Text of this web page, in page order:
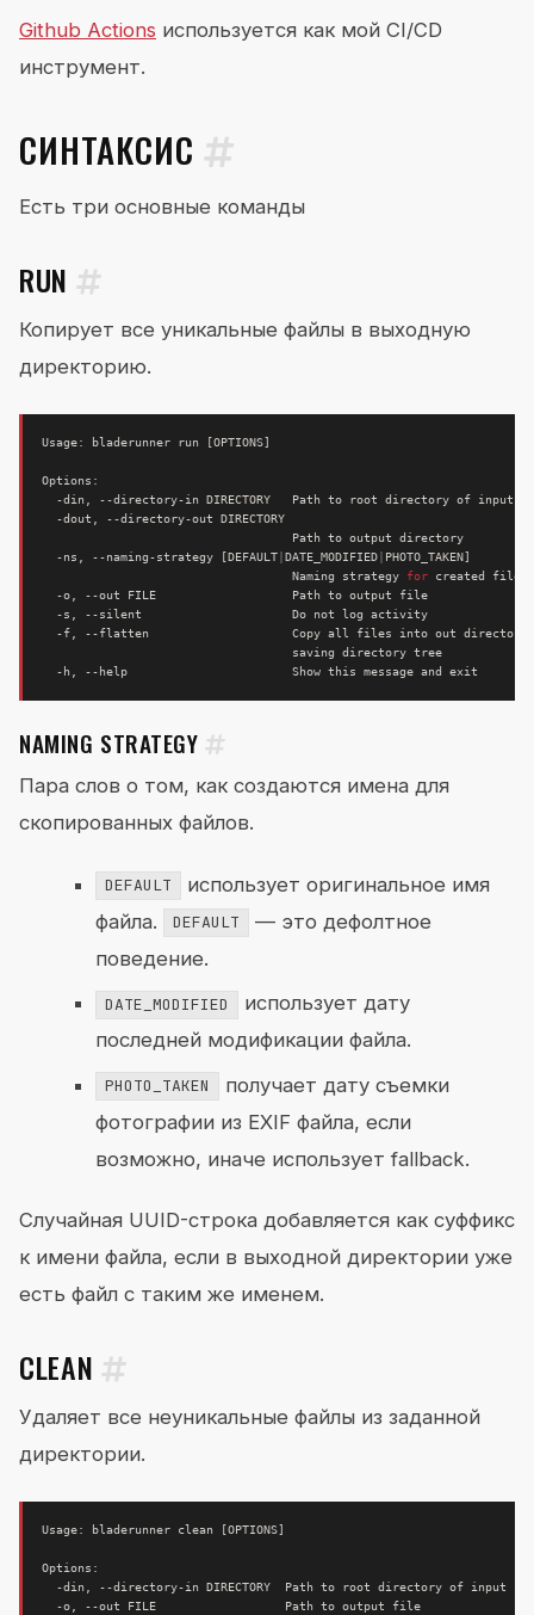
Github Actions используется как мой CI/CD
инструмент.
СИНТАКСИС
Есть три основные команды
RUN
Копирует все уникальные файлы в выходную
директорию.
Usage: bladerunner run [OPTIONS]
  -ns, --naming-strategy
[DEFAULT DATE_MODIFIED PHOTO_TAKEN]
                                   Naming strategy
for
  -h, --help                       Show this message and
exit
NAMING STRATEGY
Пара слов о том, как создаются имена для
скопированных файлов.
DEFAULT
использует оригинальное имя
файла.
DEFAULT
— это дефолтное
поведение.
DATE_MODIFIED
использует дату
последней модификации файла.
PHOTO_TAKEN
получает дату съемки
фотографии из EXIF файла, если
возможно, иначе использует fallback.
Случайная UUID-строка добавляется как суффикс
к имени файла, если в выходной директории уже
есть файл с таким же именем.
CLEAN
Удаляет все неуникальные файлы из заданной
директории.
Usage: bladerunner clean [OPTIONS]